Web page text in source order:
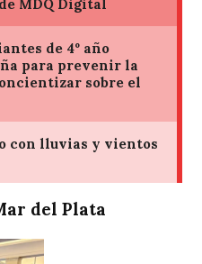
del Plata